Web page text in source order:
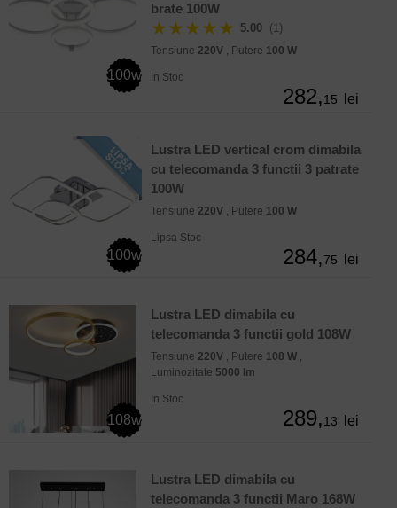
100w
brate 100W
★★★★★ 5.00 (1)
Tensiune 220V , Putere 100 W
In Stoc
282,15 lei
100w
Lustra LED vertical crom dimabila
cu telecomanda 3 functii 3 patrate
100W
Tensiune 220V , Putere 100 W
Lipsa Stoc
284,75 lei
108w
Lustra LED dimabila cu
telecomanda 3 functii gold 108W
Tensiune 220V , Putere 108 W ,
Luminozitate 5000 lm
In Stoc
289,13 lei
Lustra LED dimabila cu
telecomanda 3 functii Maro 168W